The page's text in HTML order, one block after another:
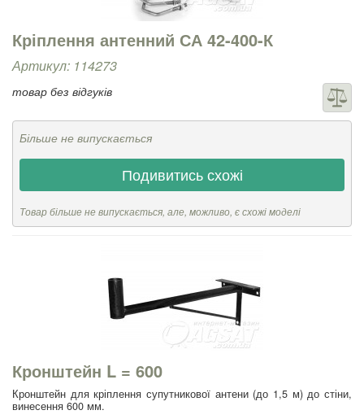
Кріплення антенний СА 42-400-К
Артикул: 114273
товар без відгуків
Більше не випускається
Подивитись схожі
Товар більше не випускається, але, можливо, є схожі моделі
Кронштейн L = 600
Кронштейн для кріплення супутникової антени (до 1,5 м) до стіни,
винесення 600 мм.